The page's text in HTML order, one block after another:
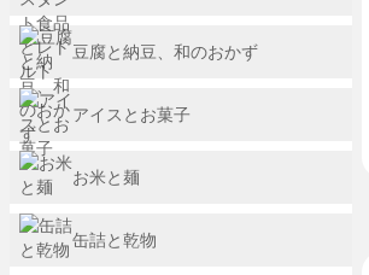
豆腐と納豆、和のおかず
アイスとお菓子
お米と麺
缶詰と乾物